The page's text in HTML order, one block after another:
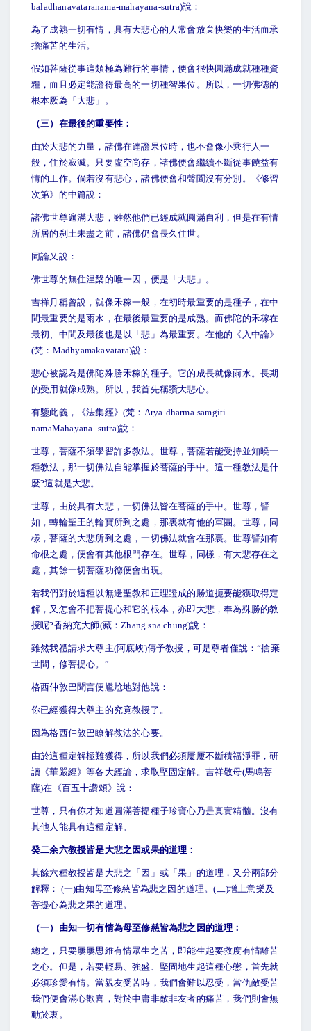
baladhanavataranama-mahayana-sutra)說：
為了成熟一切有情，具有大悲心的人常會放棄快樂的生活而承
擔痛苦的生活。
假如菩薩從事這類極為難行的事情，便會很快圓滿成就種種資
糧，而且必定能證得最高的一切種智果位。所以，一切佛德的
根本厥為「大悲」。
（三）在最後的重要性：
由於大悲的力量，諸佛在達證果位時，也不會像小乘行人一
般，住於寂滅。只要虛空尚存，諸佛便會繼續不斷從事饒益有
情的工作。倘若沒有悲心，諸佛便會和聲聞沒有分別。《修習
次第》的中篇說：
諸佛世尊遍滿大悲，雖然他們已經成就圓滿自利，但是在有情
所居的刹土未盡之前，諸佛仍會長久住世。
同論又說：
佛世尊的無住涅槃的唯一因，便是「大悲」。
吉祥月稱曾說，就像禾稼一般，在初時最重要的是種子，在中
間最重要的是雨水，在最後最重要的是成熟。而佛陀的禾稼在
最初、中間及最後也是以「悲」為最重要。在他的《入中論》
(梵：Madhyamakavatara)說：
悲心被認為是佛陀殊勝禾稼的種子。它的成長就像雨水。長期
的受用就像成熟。所以，我首先稱讚大悲心。
有鑒此義，《法集經》(梵：Arya-dharma-samgiti-
namaMahayana -sutra)說：
世尊，菩薩不須學習許多教法。世尊，菩薩若能受持並知曉一
種教法，那一切佛法自能掌握於菩薩的手中。這一種教法是什
麼?這就是大悲。
世尊，由於具有大悲，一切佛法皆在菩薩的手中。世尊，譬
如，轉輪聖王的輪寶所到之處，那裏就有他的軍團。世尊，同
樣，菩薩的大悲所到之處，一切佛法就會在那裏。世尊譬如有
命根之處，便會有其他根門存在。世尊，同樣，有大悲存在之
處，其餘一切菩薩功德便會出現。
若我們對於這種以無邊聖教和正理證成的勝道扼要能獲取得定
解，又怎會不把菩提心和它的根本，亦即大悲，奉為殊勝的教
授呢?香納充大師(藏：Zhang sna chung)說：
雖然我禮請求大尊主(阿底峽)傳予教授，可是尊者僅說：“捨棄
世間，修菩提心。”
格西仲敦巴聞言便尷尬地對他說：
你已經獲得大尊主的究竟教授了。
因為格西仲敦巴瞭解教法的心要。
由於這種定解極難獲得，所以我們必須屢屢不斷積福淨罪，研
讀《華嚴經》等各大經論，求取堅固定解。吉祥敬母(馬鳴菩
薩)在《百五十讚頌》說：
世尊，只有你才知道圓滿菩提種子珍寶心乃是真實精髓。沒有
其他人能具有這種定解。
癸二余六教授皆是大悲之因或果的道理：
其餘六種教授皆是大悲之「因」或「果」的道理，又分兩部分
解釋： (一)由知母至修慈皆為悲之因的道理。(二)增上意樂及
菩提心為悲之果的道理。
（一）由知一切有情為母至修慈皆為悲之因的道理：
總之，只要屢屢思維有情眾生之苦，即能生起要救度有情離苦
之心。但是，若要輕易、強盛、堅固地生起這種心態，首先就
必須珍愛有情。當親友受苦時，我們會難以忍受，當仇敵受苦
我們便會滿心歡喜，對於中庸非敵非友者的痛苦，我們則會無
動於衷。